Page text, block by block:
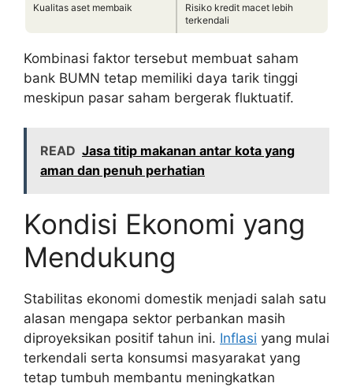
Kualitas aset membaik
Risiko kredit macet lebih
terkendali
Kombinasi faktor tersebut membuat saham
bank BUMN tetap memiliki daya tarik tinggi
meskipun pasar saham bergerak fluktuatif.
READ Jasa titip makanan antar kota yang
aman dan penuh perhatian
Kondisi Ekonomi yang
Mendukung
Stabilitas ekonomi domestik menjadi salah satu
alasan mengapa sektor perbankan masih
diproyeksikan positif tahun ini. Inflasi yang mulai
terkendali serta konsumsi masyarakat yang
tetap tumbuh membantu meningkatkan